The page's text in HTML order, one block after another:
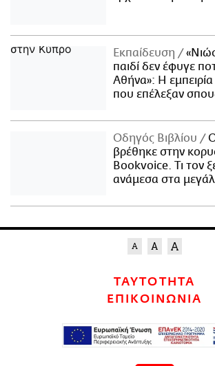
Εκπαίδευση
παιδί δεν έφυγε
Αθήνα»: Η εμπειρία
που επέλεξαν
Οδηγός Βιβλίου
Ο
βρέθηκε στην
Bookvoice. Τι τον
ανάμεσα στα
ΤΑΥΤΟΤΗΤΑ
ΕΠΙΚΟΙΝΩΝΙΑ